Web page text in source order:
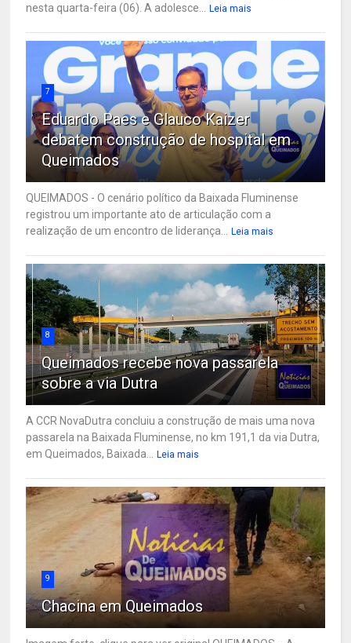
nesta quarta-feira (06). A adolesce...
Leia mais
7
Eduardo Paes e Glauco Kaizer
debatem construção de hospital em
Queimados
QUEIMADOS - O cenário político da Baixada Fluminense
registrou um importante ato de articulação com a
realização de um encontro de liderança...
Leia mais
8
Queimados recebe nova passarela
sobre a via Dutra
A CCR NovaDutra concluiu a construção de mais uma nova
passarela na Baixada Fluminense, no km 191,1 da via Dutra,
em Queimados, Baixada...
Leia mais
9
Chacina em Queimados